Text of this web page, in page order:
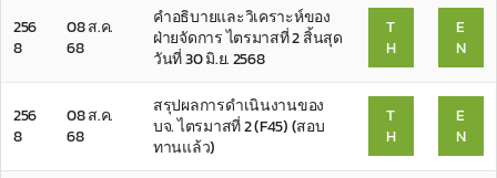
256
8
08 ส.ค.
68
คำอธิบายและวิเคราะห์ของ
ฝ่ายจัดการ ไตรมาสที่ 2 สิ้นสุด
วันที่ 30 มิ.ย. 2568
T
H
E
N
256
8
08 ส.ค.
68
สรุปผลการดำเนินงานของ
บจ. ไตรมาสที่ 2 (F45) (สอบ
ทานแล้ว)
T
H
E
N